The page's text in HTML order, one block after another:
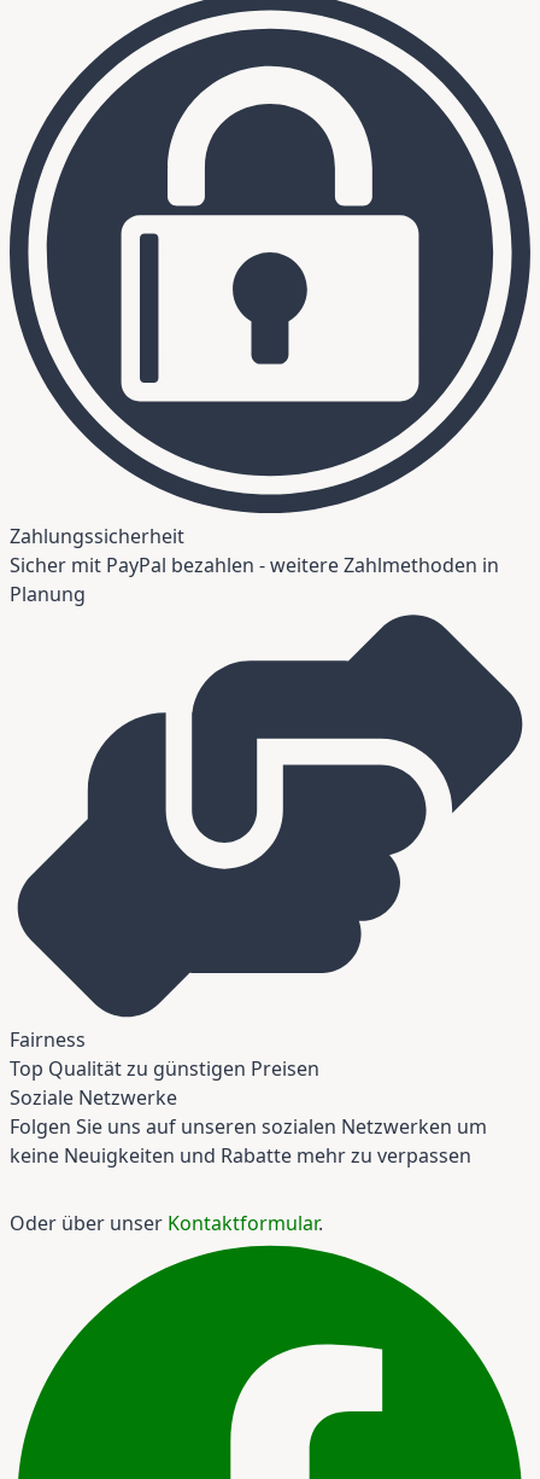
Zahlungssicherheit
Sicher mit PayPal bezahlen - weitere Zahlmethoden in
Planung
Fairness
Top Qualität zu günstigen Preisen
Soziale Netzwerke
Folgen Sie uns auf unseren sozialen Netzwerken um
keine Neuigkeiten und Rabatte mehr zu verpassen
Oder über unser Kontaktformular.